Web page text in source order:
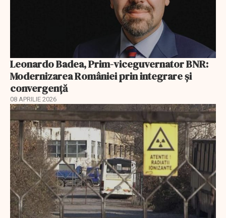
Leonardo Badea, Prim-viceguvernator BNR:
Modernizarea României prin integrare și
convergență
08 APRILIE 2026